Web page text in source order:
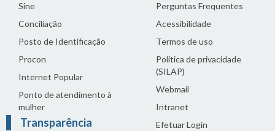
Sine
Conciliação
Posto de Identificação
Procon
Internet Popular
Ponto de atendimento à
mulher
Transparência
Perguntas Frequentes
Acessibilidade
Termos de uso
Política de privacidade
(SILAP)
Webmail
Intranet
Efetuar Login